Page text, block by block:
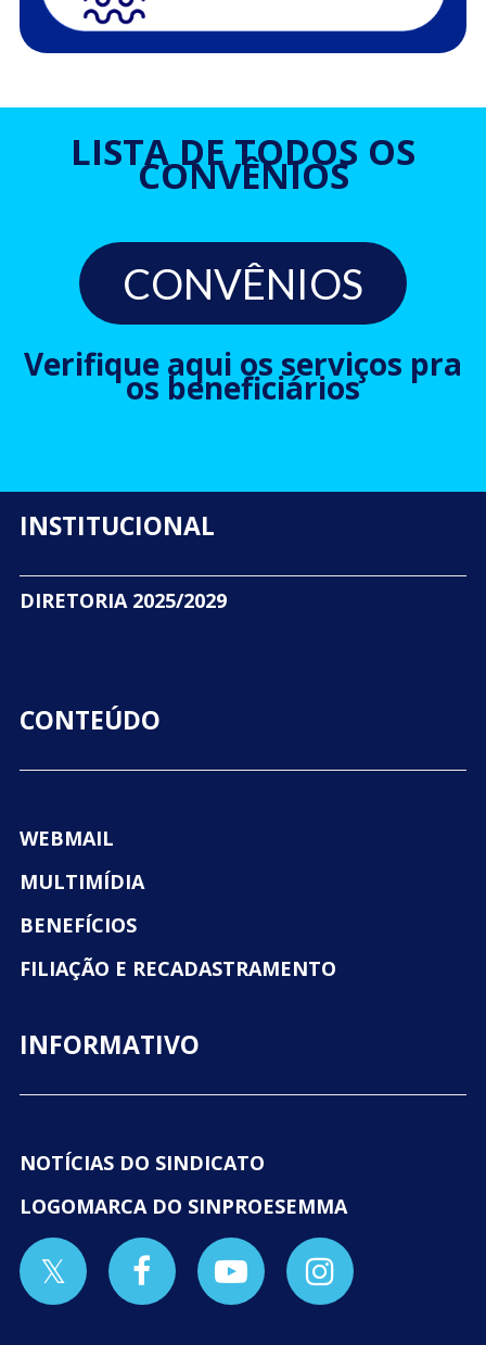
LISTA DE TODOS OS
CONVÊNIOS
CONVÊNIOS
Verifique aqui os serviços pra
os beneficiários
INSTITUCIONAL
DIRETORIA 2025/2029
CONTEÚDO
WEBMAIL
MULTIMÍDIA
BENEFÍCIOS
FILIAÇÃO E RECADASTRAMENTO
INFORMATIVO
NOTÍCIAS DO SINDICATO
LOGOMARCA DO SINPROESEMMA